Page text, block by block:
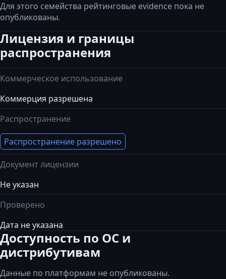
Для этого семейства рейтинговые evidence пока не
опубликованы.
Лицензия и границы
распространения
Коммерческое использование
Коммерция разрешена
Распространение
Распространение разрешено
Документ лицензии
Не указан
Проверено
Дата не указана
Доступность по ОС и
дистрибутивам
Данные по платформам не опубликованы.